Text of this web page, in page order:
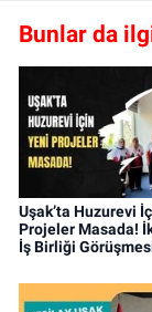
Bunlar da
Uşak’ta Huzurevi
Projeler Masada!
İş Birliği